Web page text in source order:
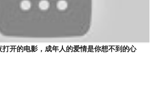
打开的电影，成年人的爱情是你想不到的心